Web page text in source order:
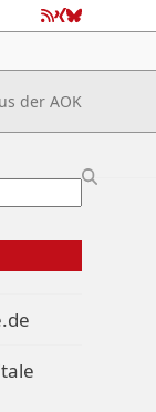
RSS
XingBluesky
der AOK